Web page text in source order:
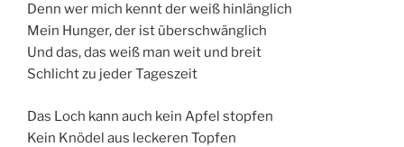
Denn wer mich kennt der weiß hinlänglich
Mein Hunger, der ist überschwänglich
Und das, das weiß man weit und breit
Schlicht zu jeder Tageszeit
Das Loch kann auch kein Apfel stopfen
Kein Knödel aus leckeren Topfen